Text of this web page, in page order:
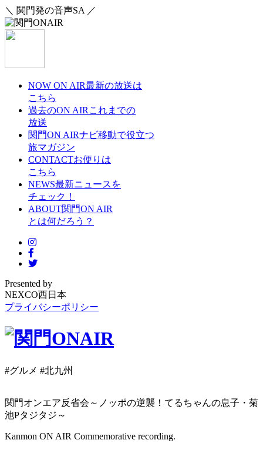
＼ 関門発の音声SA ／
NOW ON AIR最新の放送は
こちら
過去のON AIR これまでの
放送
関門ON AIRナビ移動で役立つ
旅マガジン
CONTACTお便りは
こちら
NEWS最新ニュースを
チェック！
ABOUT関門ON AIR
とは何だろう？
Presented by
NEXCO西日本
プライバシーポリシー
#グルメ #北九州
関門オンエア反省会～ノッポの逆襲！てるちゃんの息子・菊
池Pタジタジ～
Kanmon ON AIR Commemorative recording.